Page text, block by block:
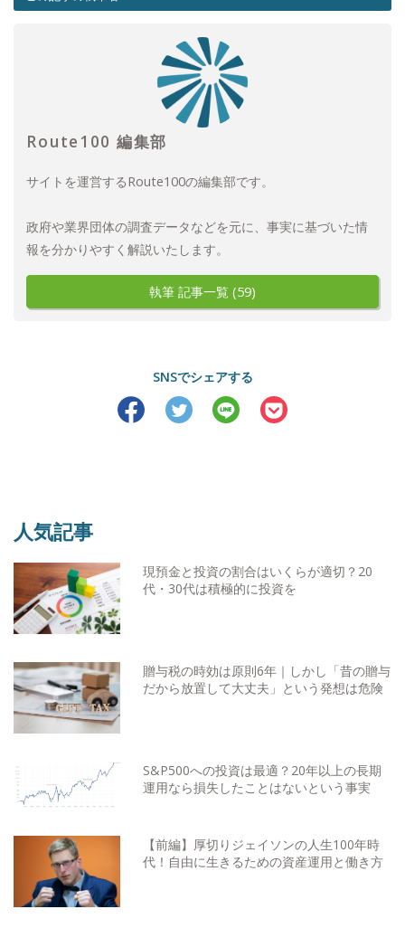
Route100 編集部
サイトを運営するRoute100の編集部です。
政府や業界団体の調査データなどを元に、事実に基づいた情
報を分かりやすく解説いたします。
執筆 記事一覧 (59)
SNSでシェアする
人気記事
現預金と投資の割合はいくらが適切？20
代・30代は積極的に投資を
贈与税の時効は原則6年｜しかし「昔の贈与
だから放置して大丈夫」という発想は危険
S&P500への投資は最適？20年以上の長期
運用なら損失したことはないという事実
【前編】厚切りジェイソンの人生100年時
代！自由に生きるための資産運用と働き方